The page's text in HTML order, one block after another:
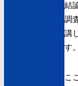
結
調
講
す。
こ